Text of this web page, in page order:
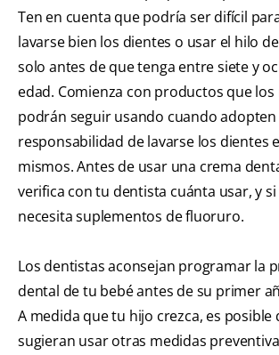
Ten en cuenta que podría ser difícil
lavarse bien los dientes o usar el hilo
solo antes de que tenga entre siete y
edad. Comienza con productos que los
podrán seguir usando cuando adopten
responsabilidad de lavarse los dientes
mismos. Antes de usar una crema
verifica con tu dentista cuánta usar, y
necesita suplementos de fluoruro.
Los dentistas aconsejan programar la
dental de tu bebé antes de su primer
A medida que tu hijo crezca, es posible
sugieran usar otras medidas